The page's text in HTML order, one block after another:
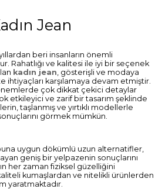
Jean
beri insanların önemli
Rahatlığı ve kalitesi ile iyi bir seçenek
kadın jean, gösterişli ve modaya
ihtiyaçları karşılamaya devam etmiştir.
çok dikkat çekici detaylar
etkileyici ve zarif bir tasarım şeklinde
taşlanmış ve yırtıklı modellerle
görmek mümkün.
uygun dökümlü uzun alternatifler,
geniş bir yelpazenin sonuçlarını
her zaman fiziksel güzelliğini
kumaşlardan ve nitelikli ürünlerden
yaratmaktadır.